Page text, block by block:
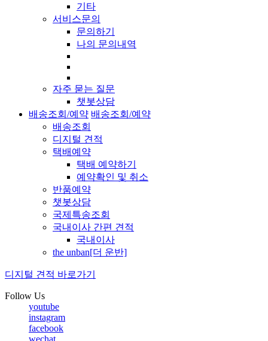
기타
서비스문의
문의하기
나의 문의내역
자주 묻는 질문
챗봇상담
배송조회/예약 배송조회/예약
배송조회
디지털 견적
택배예약
택배 예약하기
예약확인 및 취소
반품예약
챗봇상담
국제특송조회
국내이사 간편 견적
국내이사
the unban[더 운반]
디지털 견적 바로가기
Follow Us
youtube
instagram
facebook
wechat